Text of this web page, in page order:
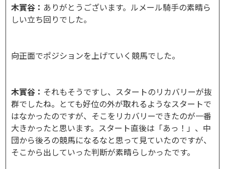
木實谷： ありがとうございます。ルメール騎手の素晴ら
しい立ち回りでした。
――向正面でポジションを上げていく競馬でした。
木實谷： それもそうですし、スタートのリカバリーが抜
群でしたね。とても好位の外が取れるようなスタートで
はなかったのですが、そこをリカバリーできたのが一番
大きかったと思います。スタート直後は「あっ！」、中
団から後ろの競馬になるなと思って見ていたのですが、
そこから出していった判断が素晴らしかったです。